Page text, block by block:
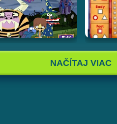
NAČÍTAJ VIAC